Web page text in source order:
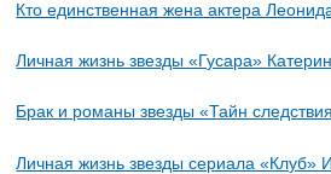
Кто единственная жена актера
Личная жизнь звезды «Гусара»
Брак и романы звезды «Тайн
Личная жизнь звезды сериала «Клуб»